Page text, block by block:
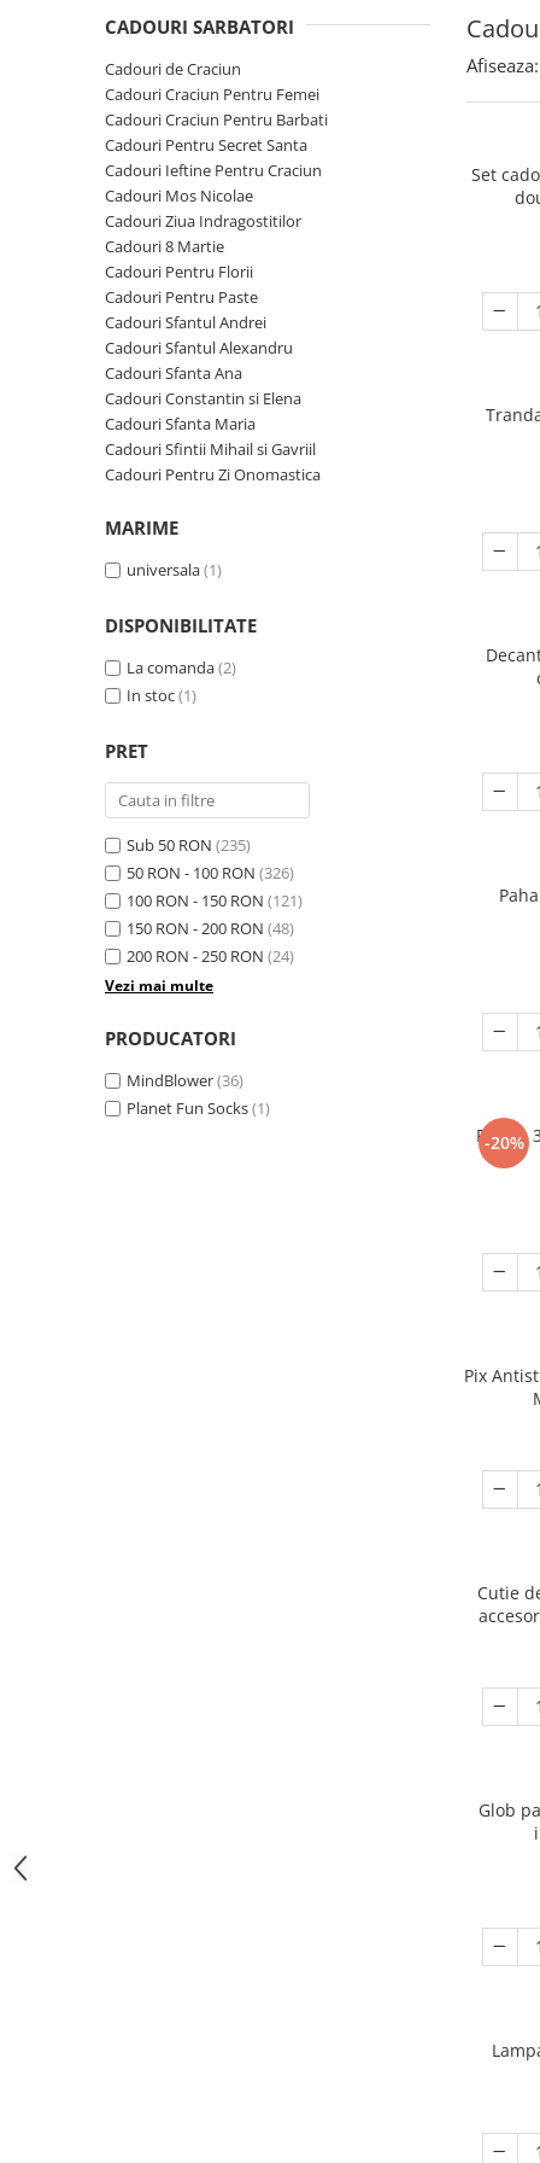
Cadouri Fete
Cadouri Haioase
Cadouri de Casa Noua
Cadouri Majorat
Cadouri pentru Nasi
Cadouri pentru Bunici
Cadouri pentru Prieteni
Cadouri pentru Sefi
Cel ce are tot
Cadouri Nunta si Cununie civila
Cani si Termosuri
Jocuri si Puzzle
Produse pentru Calatorie
Seturi de caligrafie
Cadouri Sfantul Alexandru
Cadouri Sfanta Ana
Cadouri Constantin si Elena
Cadouri Sfanta Maria
Cadouri Sfintii Mihail si Gavriil
CADOURI SARBATORI
Cadouri de Craciun
Cadouri Craciun Pentru Femei
Cadouri Craciun Pentru Barbati
Cadouri Pentru Secret Santa
Cadouri Ieftine Pentru Craciun
Cadouri Mos Nicolae
Cadouri Ziua Indragostitilor
Cadouri 8 Martie
Cadouri Pentru Florii
Cadouri Pentru Paste
Cadouri Sfantul Andrei
Cadouri Sfantul Alexandru
Cadouri Sfanta Ana
Cadouri Constantin si Elena
Cadouri Sfanta Maria
Cadouri Sfintii Mihail si Gavriil
Cadouri Pentru Zi Onomastica
MARIME
universala(1)
DISPONIBILITATE
La comanda(2)
In stoc(1)
PRET
Sub 50 RON (235)
50 RON - 100 RON (326)
100 RON - 150 RON (121)
150 RON - 200 RON (48)
200 RON - 250 RON (24)
Vezi mai multe
PRODUCATORI
MindBlower(36)
Planet Fun Socks(1)
Afiseaza:
Set
-20%
Puzzle
Pix
Cutie
Glob